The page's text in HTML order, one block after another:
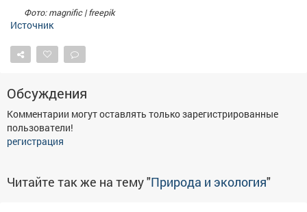
Товары Поздравления
ТВ программа
Фото: magnific | freepik
Источник
Обсуждения
Комментарии могут оставлять только зарегистрированные
пользователи!
регистрация
Читайте так же на тему "Природа и экология"